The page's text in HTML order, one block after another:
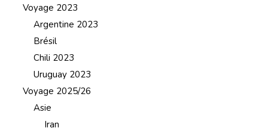
Voyage 2023
Argentine 2023
Brésil
Chili 2023
Uruguay 2023
Voyage 2025/26
Asie
Iran